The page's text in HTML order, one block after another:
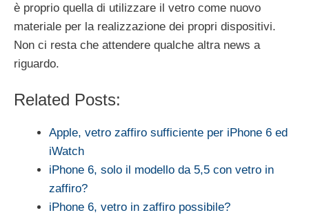
è proprio quella di utilizzare il vetro come nuovo
materiale per la realizzazione dei propri dispositivi.
Non ci resta che attendere qualche altra news a
riguardo.
Related Posts:
Apple, vetro zaffiro sufficiente per iPhone 6 ed
iWatch
iPhone 6, solo il modello da 5,5 con vetro in
zaffiro?
iPhone 6, vetro in zaffiro possibile?